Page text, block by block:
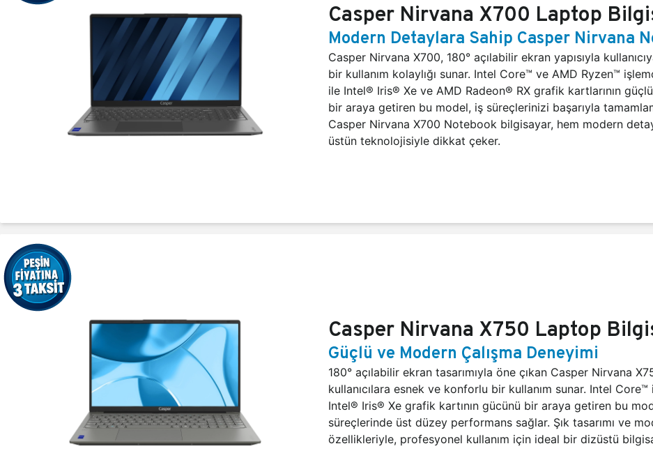
Casper Nirvana X700 Laptop
Modern Detaylara Sahip Casper Nirvana
Casper Nirvana X700, 180° açılabilir ekran yapısıyla
bir kullanım kolaylığı sunar. Intel Core™ ve AMD Ryzen™
ile Intel® Iris® Xe ve AMD Radeon® RX grafik kartlarının güçlü
bir araya getiren bu model, iş süreçlerinizi başarıyla
Casper Nirvana X700 Notebook bilgisayar, hem modern
üstün teknolojisiyle dikkat çeker.
Casper Nirvana X750 Laptop
Güçlü ve Modern Çalışma Deneyimi
180° açılabilir ekran tasarımıyla öne çıkan Casper Nirvana
kullanıcılara esnek ve konforlu bir kullanım sunar. Intel
Intel® Iris® Xe grafik kartının gücünü bir araya getiren bu
süreçlerinde üst düzey performans sağlar. Şık tasarımı ve
özellikleriyle, profesyonel kullanım için ideal bir dizüstü